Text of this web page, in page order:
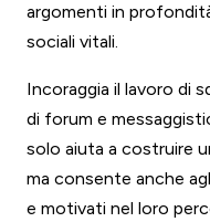
argomenti in
sociali vitali.
Incoraggia il lavoro di
di forum e
solo aiuta a costruire
ma consente anche
e motivati nel loro